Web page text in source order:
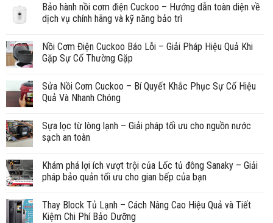
Bảo hành nồi cơm điện Cuckoo – Hướng dẫn toàn diện về
dịch vụ chính hãng và kỹ năng bảo trì
Nồi Cơm Điện Cuckoo Báo Lỗi – Giải Pháp Hiệu Quả Khi
Gặp Sự Cố Thường Gặp
Sửa Nồi Cơm Cuckoo – Bí Quyết Khắc Phục Sự Cố Hiệu
Quả Và Nhanh Chóng
Sựa lọc từ lòng lạnh – Giải pháp tối ưu cho nguồn nước
sạch an toàn
Khám phá lợi ích vượt trội của Lốc tủ đông Sanaky – Giải
pháp bảo quản tối ưu cho gian bếp của bạn
Thay Block Tủ Lạnh – Cách Nâng Cao Hiệu Quả và Tiết
Kiệm Chi Phí Bảo Dưỡng